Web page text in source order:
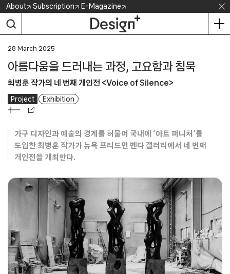
Skip
content
About Subscription E-Magazine
28 March 2025
아름다움을 드러내는 과정, 고요함과 침묵
최병훈 작가의 네 번째 개인전 <Voice of Silence>
Project Exhibition
가구 디자인과 예술의 경계를 허물며 국내에 ‘아트 퍼니처’를
도입한 최병훈 작가가 뉴욕 프리드먼 벤다 갤러리에서 네 번째
개인전을 개최한다.